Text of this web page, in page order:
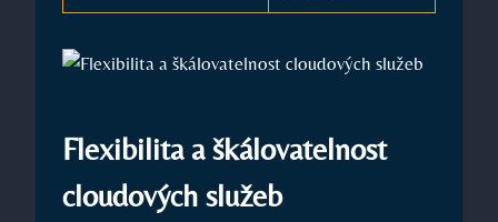
Flexibilita a škálovatelnost
cloudových služeb